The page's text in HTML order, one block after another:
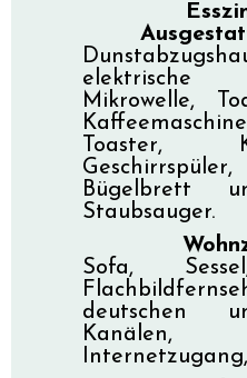
Mikrowelle,
Toaster,
Geschirrspüler,
Bügelbrett
Staubsauger.
Sofa,
deutschen
Kanälen,